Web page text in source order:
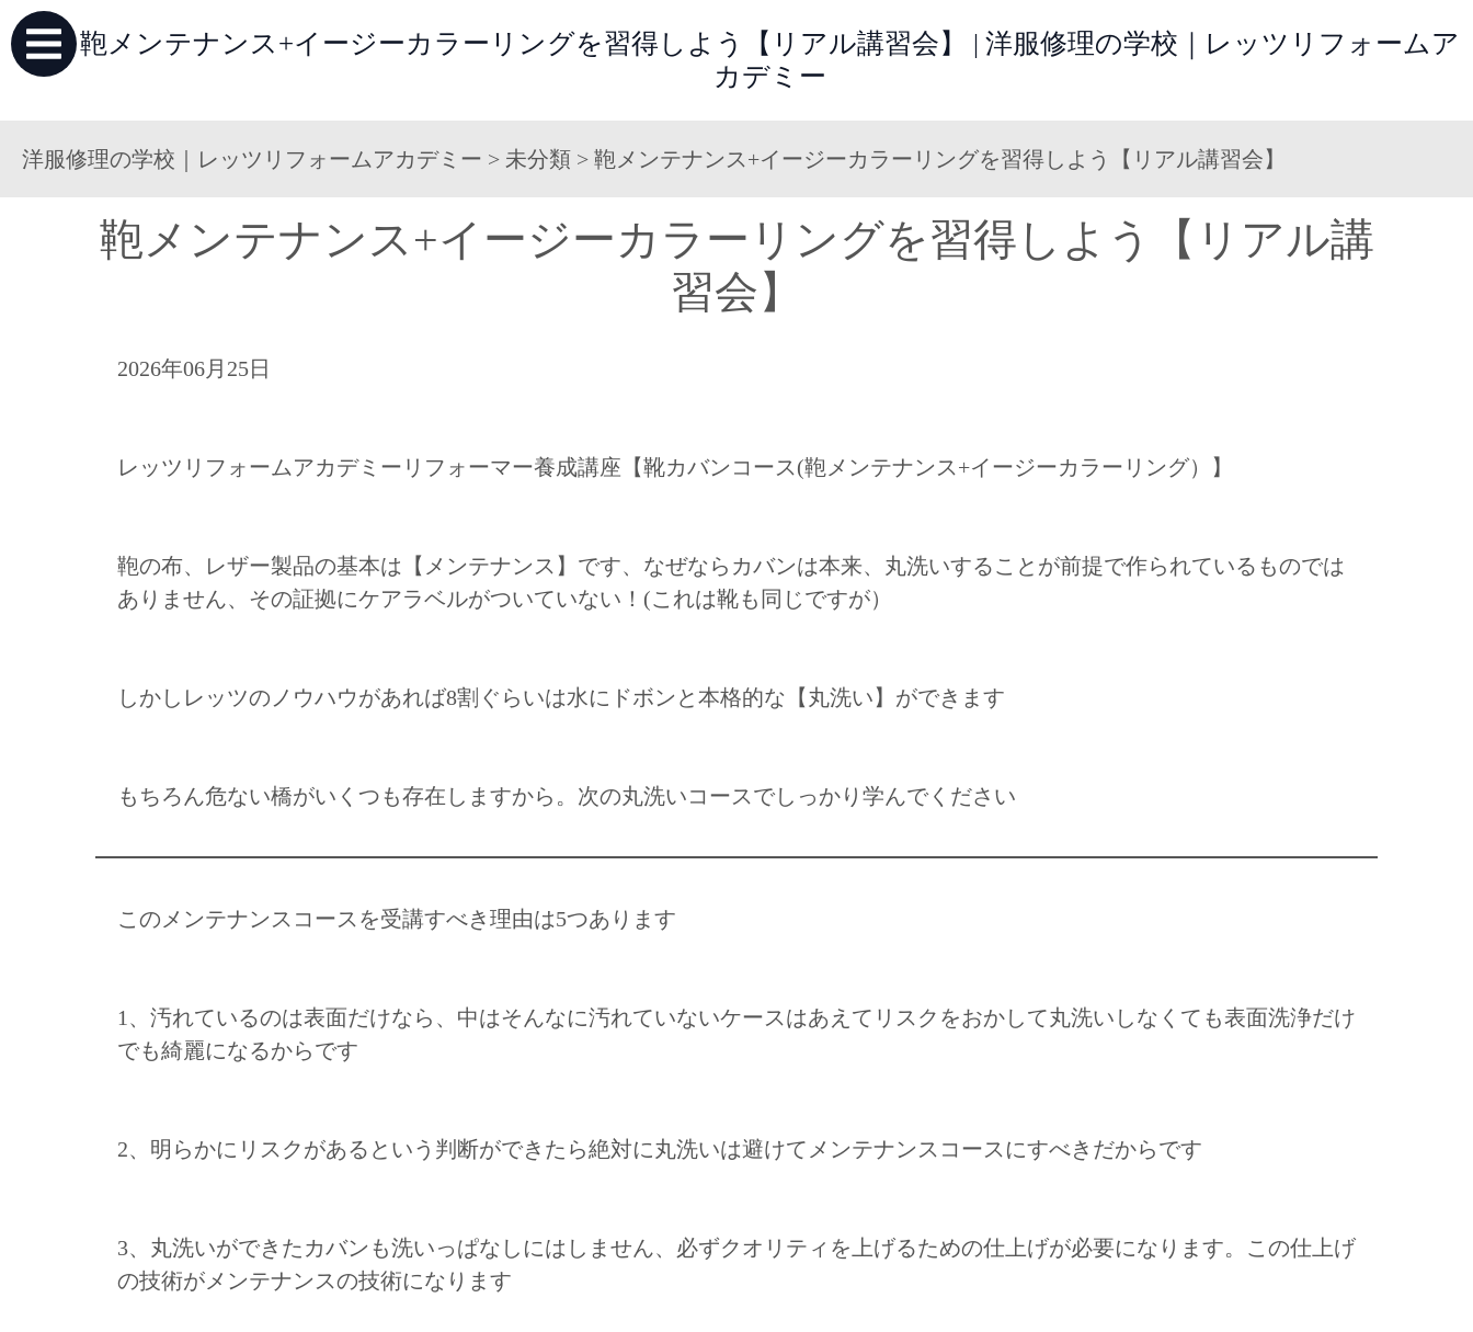
鞄メンテナンス+イージーカラーリングを習得しよう【リアル講習会】 | 洋服修理の学校｜レッツリフォームア
カデミー
洋服修理の学校｜レッツリフォームアカデミー > 未分類 > 鞄メンテナンス+イージーカラーリングを習得しよう【リアル講習会】
鞄メンテナンス+イージーカラーリングを習得しよう【リアル講
習会】
2026年06月25日
レッツリフォームアカデミーリフォーマー養成講座【靴カバンコース(鞄メンテナンス+イージーカラーリング）】
鞄の布、レザー製品の基本は【メンテナンス】です、なぜならカバンは本来、丸洗いすることが前提で作られているものでは
ありません、その証拠にケアラベルがついていない！(これは靴も同じですが）
しかしレッツのノウハウがあれば8割ぐらいは水にドボンと本格的な【丸洗い】ができます
もちろん危ない橋がいくつも存在しますから。次の丸洗いコースでしっかり学んでください
このメンテナンスコースを受講すべき理由は5つあります
1、汚れているのは表面だけなら、中はそんなに汚れていないケースはあえてリスクをおかして丸洗いしなくても表面洗浄だけ
でも綺麗になるからです
2、明らかにリスクがあるという判断ができたら絶対に丸洗いは避けてメンテナンスコースにすべきだからです
3、丸洗いができたカバンも洗いっぱなしにはしません、必ずクオリティを上げるための仕上げが必要になります。この仕上げ
の技術がメンテナンスの技術になります